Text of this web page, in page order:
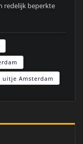
redelijk beperkte
uitje Amsterdam